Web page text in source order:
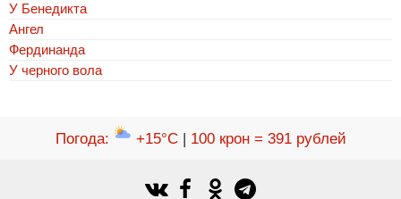
У Бенедикта
Ангел
Фердинанда
У черного вола
Погода: +15°C| 100 крон = 391 рублей